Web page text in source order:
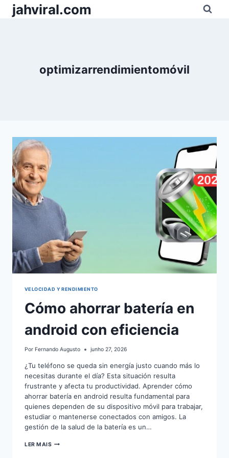
Pular
parajahviral.com
optimizarrendimientomóvil
VELOCIDAD Y RENDIMIENTO
Cómo ahorrar batería en
android con eficiencia
Por Fernando Augusto junho 27, 2026
¿Tu teléfono se queda sin energía justo cuando más lo
necesitas durante el día? Esta situación resulta
frustrante y afecta tu productividad. Aprender cómo
ahorrar batería en android resulta fundamental para
quienes dependen de su dispositivo móvil para trabajar,
estudiar o mantenerse conectados con amigos. La
gestión de la salud de la batería es un…
LER MAISCÓMO